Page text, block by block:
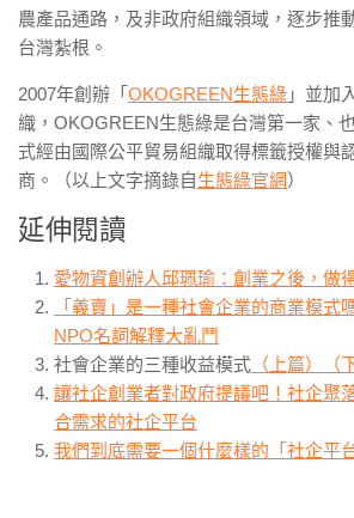
農產品通路，及非政府組織領域，逐步推
台灣紮根。
2007年創辦「 OKOGREEN生態綠 」並加
織，OKOGREEN生態綠是台灣第一家、
式經由國際公平貿易組織取得標籤授權與
商。（以上文字摘錄自生態綠官網）
延伸閱讀
愛物資創辦人邱珮瑜：創業之後，做
「義賣」是一種社會企業的商業模式
NPO名詞解釋大亂鬥
社會企業的三種收益模式 （上篇）
（
讓社企創業者對政府提議吧！社企聚
合需求的社企平台
我們到底需要一個什麼樣的「社企平